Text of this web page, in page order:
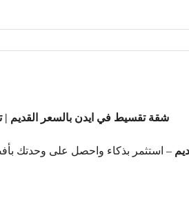
شقة تقسيط في ايدن بالسعر القديم |
– استثمر بذكاء واحصل على وحدتك